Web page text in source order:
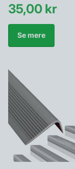
35,00 kr
Se mere